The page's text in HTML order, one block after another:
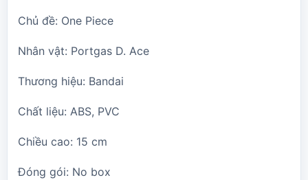
Chủ đề: One Piece
Nhân vật: Portgas D. Ace
Thương hiệu: Bandai
Chất liệu: ABS, PVC
Chiều cao: 15 cm
Đóng gói: No box